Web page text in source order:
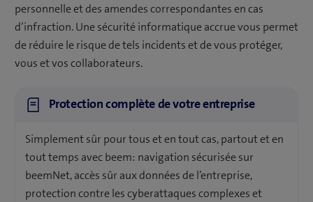
personnelle et des amendes correspondantes en cas
d’infraction. Une sécurité informatique accrue vous permet
de réduire le risque de tels incidents et de vous protéger,
vous et vos collaborateurs.
Protection complète de votre entreprise
Simplement sûr pour tous et en tout cas, partout et en
tout temps avec beem: navigation sécurisée sur
beemNet, accès sûr aux données de l’entreprise,
protection contre les cyberattaques complexes et